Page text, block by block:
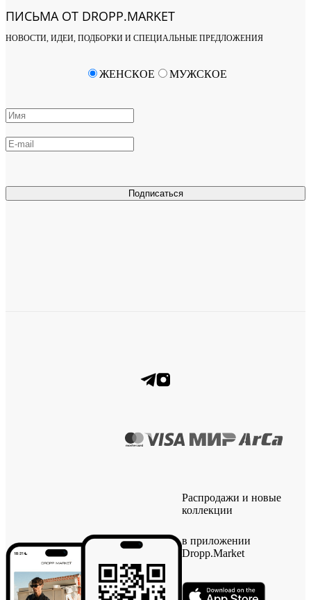
ПИСЬМА ОТ DROPP.MARKET
НОВОСТИ, ИДЕИ, ПОДБОРКИ И СПЕЦИАЛЬНЫЕ ПРЕДЛОЖЕНИЯ
Подписаться
ЖЕНСКОЕ МУЖСКОЕ
Распродажи и новые
коллекции
в приложении
Dropp.Market